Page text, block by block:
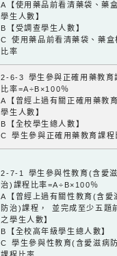
A【使用藥品前看清藥袋、藥
學生人數】
B【受調查學生人數】
C 使用藥品前看清藥袋、藥盒
比率
2-6-3 學生參與正確用藥教育
比率=A÷B×100％
A【曾經上過有關正確用藥教
學生人數】
B【全校學生總人數】
C 學生參與正確用藥教育課程
2-7-1 學生參與性教育(含愛
治)課程比率=A÷B×100％
A【曾經上過有關性教育(含愛
防治)課程， 並完成至少五題
之學生人數】
B【全校高年級學生總人數】
C 學生參與性教育(含愛滋病